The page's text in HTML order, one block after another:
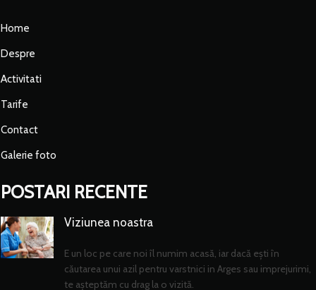
Home
Despre
Activitati
Tarife
Contact
Galerie foto
POSTARI RECENTE
Viziunea noastra
E un loc pe care noi îl numim acasă, iar dacă ești în
căutarea unui azil pentru varstnici in Arges sau imprejurimi,
te așteptăm cu drag la o vizită.